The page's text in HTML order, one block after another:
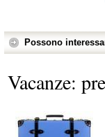
Possono
Vacanze: